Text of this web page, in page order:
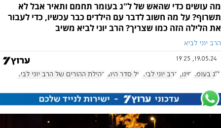
מה עושים כדי שהאש של ל"ג בעומר תחמם ותאיר אבל לא
תשרוף? על מה חשוב לדבר עם הילדים כבר עכשיו, כדי לעבור
את הלילה הזה כמו שצריך? הרב יוני לביא משיב
הרב יוני לביא
19.05.24, 19:25
ל"ג בעומר חינוך הרב יוני לביא על סדר היום קהילת ההורים של הרב יוני לביא